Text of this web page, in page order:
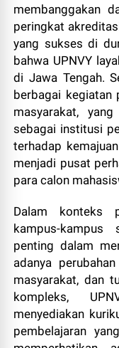
membanggakan
peringkat
yang sukses di
bahwa UPNVY
di Jawa Tengah.
berbagai kegiatan
masyarakat,
sebagai institusi
terhadap
menjadi pusat
para calon
Dalam konteks
kampus-
penting dalam
adanya
masyarakat, dan
kompleks,
menyediakan
pembelajaran